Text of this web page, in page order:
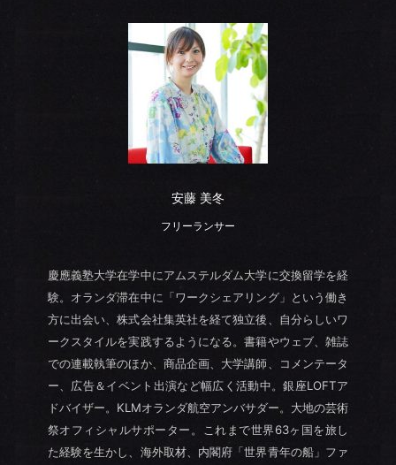
安藤 美冬
フリーランサー
慶應義塾大学在学中にアムステルダム大学に交換留学を経
験。オランダ滞在中に「ワークシェアリング」という働き
方に出会い、株式会社集英社を経て独立後、自分らしいワ
ークスタイルを実践するようになる。書籍やウェブ、雑誌
での連載執筆のほか、商品企画、大学講師、コメンテータ
ー、広告＆イベント出演など幅広く活動中。銀座LOFTア
ドバイザー。KLMオランダ航空アンバサダー。大地の芸術
祭オフィシャルサポーター。これまで世界63ヶ国を旅し
た経験を生かし、海外取材、内閣府「世界青年の船」ファ